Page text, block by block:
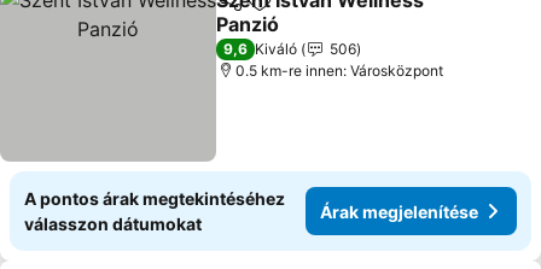
Megosztás
Hozzáadás a kedvencekhez
Panzió
Árak megjelenítése
9,6 Kiváló
506
0.5 km-re innen: Városközpont
A pontos árak megtekintéséhez
válasszon dátumokat
Árak megjelenítése